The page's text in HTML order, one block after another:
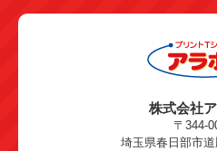
株式会社
〒344-
埼玉県春日部市